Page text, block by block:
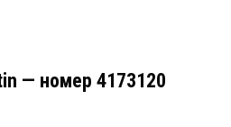
— номер 4173120